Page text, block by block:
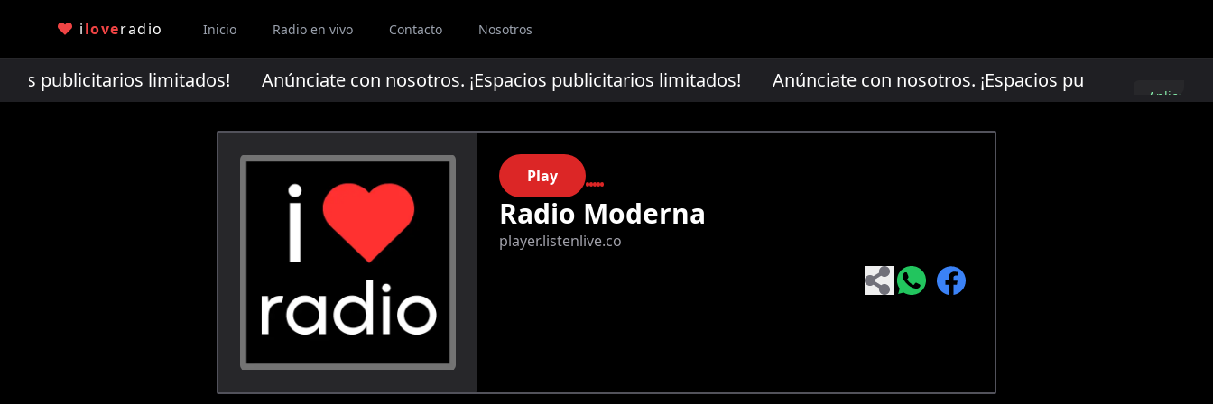
iloveradio Inicio Radio en vivo Contacto Nosotros
publicitarios limitados!Anúnciate con nosotros. ¡Espacios publicitarios limitados!Anúnciate con nosotros. ¡Espacios publicitarios
Aplica
Play
Radio Moderna
player.listenlive.co